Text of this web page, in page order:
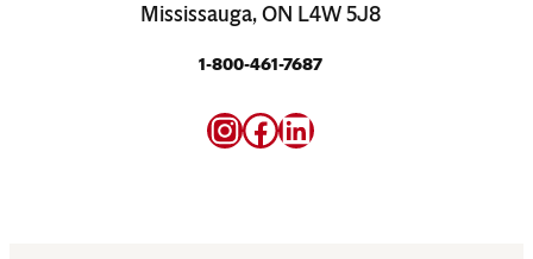
Mississauga, ON L4W 5J8
1-800-461-7687
Instagram
Facebook
LinkedIn